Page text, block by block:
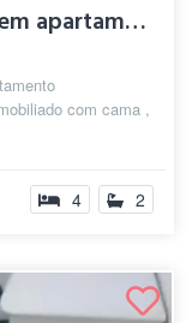
Quarto individual Masculino em apartamen...
com cama ,
4 2